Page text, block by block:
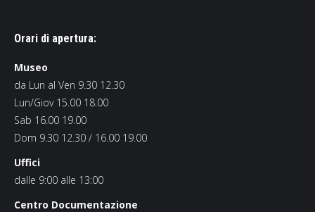
Orari di apertura:
Museo
da Lun al Ven 9.30 12.30
Lun/Giov 15.00 18.00
Sab 16.00 19.00
Dom 9.30 12.30 / 16.00 19.00
Uffici
dalle 9:00 alle 13:00
Centro Documentazione